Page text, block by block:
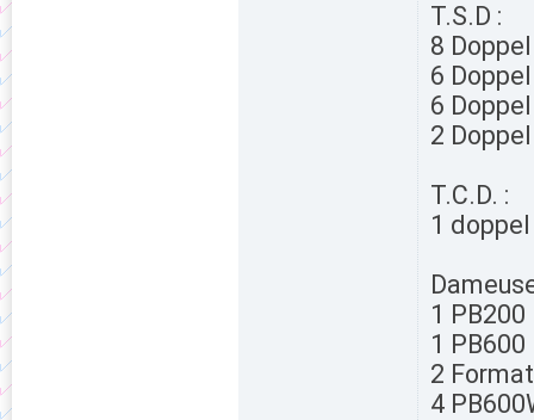
T.S.D :
8
6
6
2
T.C.D. :
1
1 PB200
1 PB600
2
4